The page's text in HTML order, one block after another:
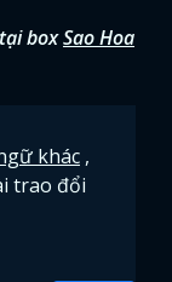
boxSao Hoa
khác ,
trao đổi